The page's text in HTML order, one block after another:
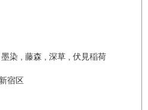
染 , 藤森 , 深草 , 伏見稲荷
宿区